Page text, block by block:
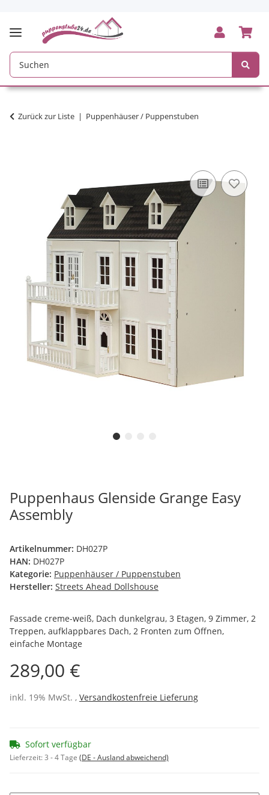
Zurück zur Liste Puppenhäuser / Puppenstuben
Puppenhaus Glenside Grange Easy
Assembly
Artikelnummer: DH027P
HAN: DH027P
Kategorie: Puppenhäuser / Puppenstuben
Hersteller: Streets Ahead Dollshouse
Fassade creme-weiß, Dach dunkelgrau, 3 Etagen, 9 Zimmer, 2
Treppen, aufklappbares Dach, 2 Fronten zum Öffnen,
einfache Montage
289,00 €
inkl. 19% MwSt. , Versandkostenfreie Lieferung
Sofort verfügbar
Lieferzeit:3 - 4 Tage (DE - Ausland abweichend)